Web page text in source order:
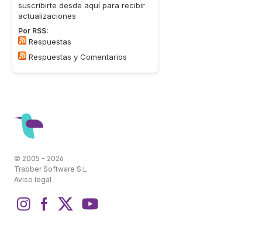
suscribirte desde aquí para recibir
actualizaciones
Por RSS:
Respuestas
Respuestas y Comentarios
© 2005 - 2026
Trabber Software S.L.
Aviso legal